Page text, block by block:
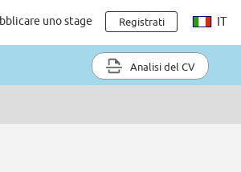
uno stage Registrati IT
Analisi del CV